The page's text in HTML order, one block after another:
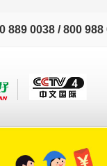
889 0038 / 800 988